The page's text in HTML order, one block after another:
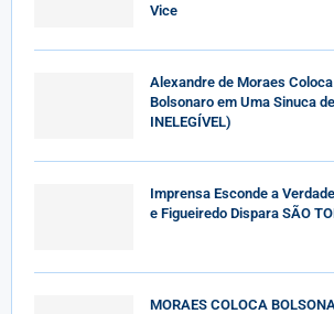
Vice
Alexandre de Moraes
Bolsonaro em Uma Sinuca
INELEGÍVEL)
Imprensa Esconde a
e Figueiredo Dispara SÃO
MORAES COLOCA